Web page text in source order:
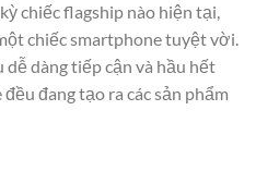
chiếc flagship nào hiện tại,
chiếc smartphone tuyệt vời.
dễ dàng tiếp cận và hầu hết
đang tạo ra các sản phẩm